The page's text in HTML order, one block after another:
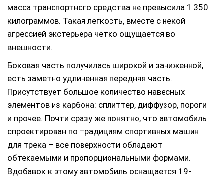
масса транспортного средства не превысила 1 350
килограммов. Такая легкость, вместе с некой
агрессией экстерьера четко ощущается во
внешности.
Боковая часть получилась широкой и заниженной,
есть заметно удлиненная передняя часть.
Присутствует большое количество навесных
элементов из карбона: сплиттер, диффузор, пороги
и прочее. Почти сразу же понятно, что автомобиль
спроектирован по традициям спортивных машин
для трека – все поверхности обладают
обтекаемыми и пропорциональными формами.
Вдобавок к этому автомобиль оснащается 19-